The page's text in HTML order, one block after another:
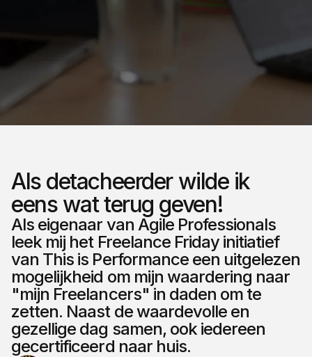
Als detacheerder wilde ik
eens wat terug geven!
Als eigenaar van Agile Professionals
leek mij het Freelance Friday initiatief
van This is Performance een uitgelezen
mogelijkheid om mijn waardering naar
"mijn Freelancers" in daden om te
zetten. Naast de waardevolle en
gezellige dag samen, ook iedereen
gecertificeerd naar huis.